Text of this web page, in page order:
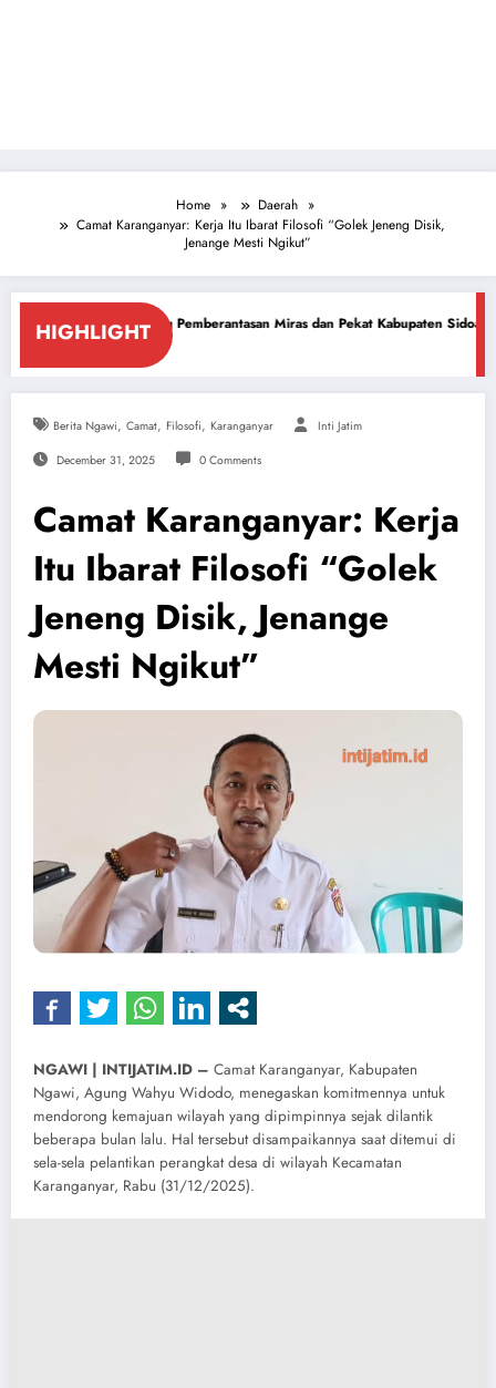
Home
Daerah
Camat Karanganyar: Kerja Itu Ibarat Filosofi “Golek Jeneng Disik,
Jenange Mesti Ngikut”
HIGHLIGHT
Pemberantasan Miras dan Pekat Kabupaten Sidoarjo Sidoarjo Darurat
Berita Ngawi, Camat, Filosofi, Karanganyar Inti Jatim
December 31, 2025 0 Comments
Camat Karanganyar: Kerja
Itu Ibarat Filosofi “Golek
Jeneng Disik, Jenange
Mesti Ngikut”
NGAWI | INTIJATIM.ID – Camat Karanganyar, Kabupaten
Ngawi, Agung Wahyu Widodo, menegaskan komitmennya untuk
mendorong kemajuan wilayah yang dipimpinnya sejak dilantik
beberapa bulan lalu. Hal tersebut disampaikannya saat ditemui di
sela-sela pelantikan perangkat desa di wilayah Kecamatan
Karanganyar, Rabu (31/12/2025).